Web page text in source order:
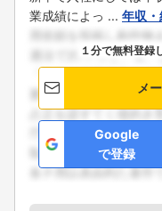
業成績によっ ... 年収
１分で無料登録
メ
Google
で登録